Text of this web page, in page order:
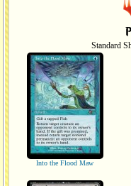
Standard
Into the Flood Maw